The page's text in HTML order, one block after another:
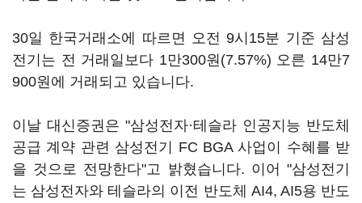
30일 한국거래소에 따르면 오전 9시15분 기준 삼성
전기는 전 거래일보다 1만300원(7.57%) 오른 14만7
900원에 거래되고 있습니다.
이날 대신증권은 "삼성전자·테슬라 인공지능 반도체
공급 계약 관련 삼성전기 FC BGA 사업이 수혜를 받
을 것으로 전망한다"고 밝혔습니다. 이어 "삼성전기
는 삼성전자와 테슬라의 이전 반도체 AI4, AI5용 반도